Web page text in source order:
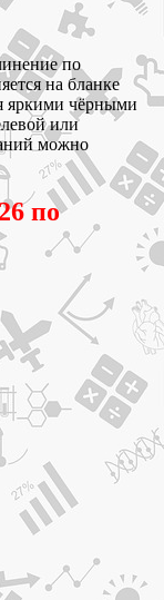
по
на бланке
яркими чёрными
или
можно
по